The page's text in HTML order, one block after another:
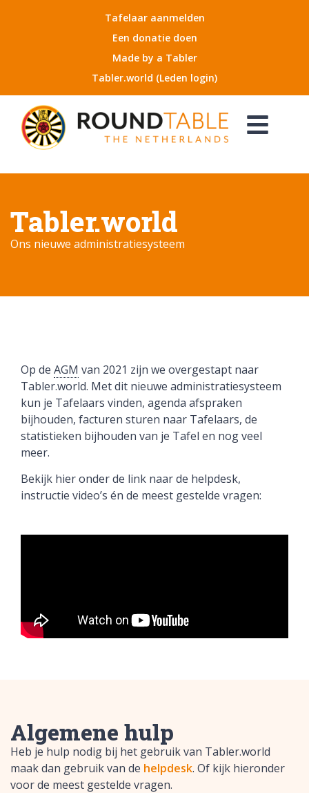
Tafelaar aanmelden
Een donatie doen
Made by a Tabler
Tabler.world (Leden login)
Tabler.world
Ons nieuwe administratiesysteem
Op de AGM van 2021 zijn we overgestapt naar
Tabler.world. Met dit nieuwe administratiesysteem
kun je Tafelaars vinden, agenda afspraken
bijhouden, facturen sturen naar Tafelaars, de
statistieken bijhouden van je Tafel en nog veel
meer.
Bekijk hier onder de link naar de helpdesk,
instructie video’s én de meest gestelde vragen:
Algemene hulp
Heb je hulp nodig bij het gebruik van Tabler.world
maak dan gebruik van de helpdesk. Of kijk hieronder
voor de meest gestelde vragen.